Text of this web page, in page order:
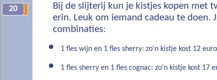
20
19
Bij de slijterij kun je kistjes kopen met
erin. Leuk om iemand cadeau te doen.
combinaties:
1 fles wijn en 1 fles sherry: zo'n kistje kost 12
1 fles sherry en 1 fles cognac: zo'n kistje kost 17